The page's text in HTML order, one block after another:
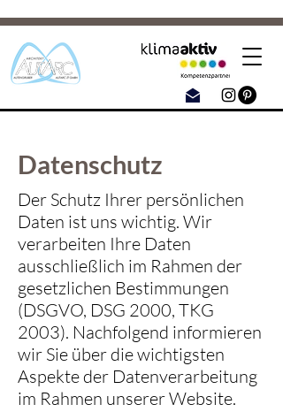
Datenschutz
Der Schutz Ihrer persönlichen
Daten ist uns wichtig. Wir
verarbeiten Ihre Daten
ausschließlich im Rahmen der
gesetzlichen Bestimmungen
(DSGVO, DSG 2000, TKG
2003). Nachfolgend informieren
wir Sie über die wichtigsten
Aspekte der Datenverarbeitung
im Rahmen unserer Website.